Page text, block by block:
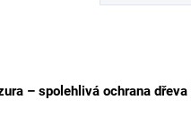
– spolehlivá ochrana